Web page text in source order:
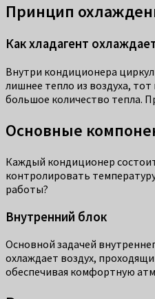
Принцип
Как хладагент
Внутри кондиционера
лишнее тепло из воздуха,
большое количество тепла.
Основные
Каждый кондиционер
контролировать
работы?
Внутренний блок
Основной задачей
охлаждает воздух,
обеспечивая комфортную